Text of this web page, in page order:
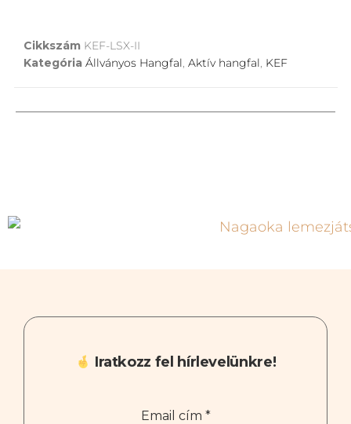
Cikkszám KEF-LSX-II
Kategória Állványos Hangfal, Aktív hangfal, KEF
Iratkozz fel hírlevelünkre!
Email cím *